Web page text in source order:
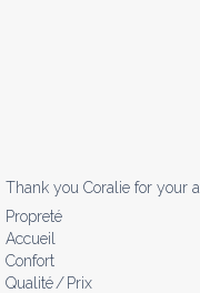
Thank you Coralie for your
Propreté
Accueil
Confort
Qualité / Prix